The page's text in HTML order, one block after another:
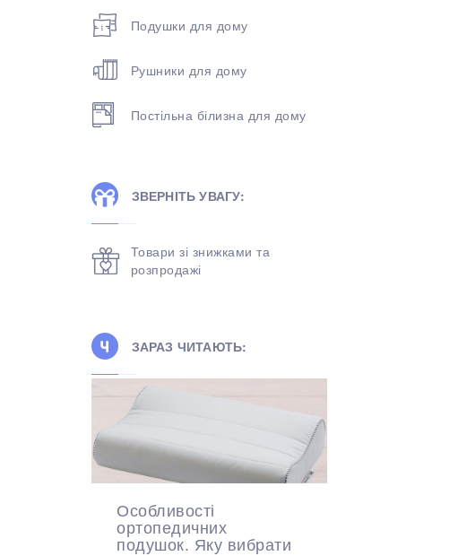
Подушки для дому
Рушники для дому
Постільна білизна для дому
ЗВЕРНІТЬ УВАГУ:
Товари зі знижками та
розпродажі
ЗАРАЗ ЧИТАЮТЬ:
Особливості
ортопедичних
подушок. Яку вибрати